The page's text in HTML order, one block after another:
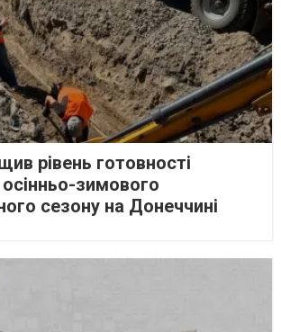
рівень готовності
осінньо-зимового
сезону на Донеччині